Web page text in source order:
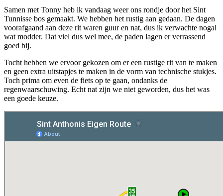
Samen met Tonny heb ik vandaag weer ons rondje door het Sint
Tunnisse bos gemaakt. We hebben het rustig aan gedaan. De dagen
voorafgaand aan deze rit waren guur en nat, dus ik verwachte nogal
wat modder. Dat viel dus wel mee, de paden lagen er verrassend
goed bij.
Tocht hebben we ervoor gekozen om er een rustige rit van te maken
en geen extra uitstapjes te maken in de vorm van technische stukjes.
Toch prima om even de fiets op te gaan, ondanks de
regenwaarschuwing. Echt nat zijn we niet geworden, dus het was
een goede keuze.